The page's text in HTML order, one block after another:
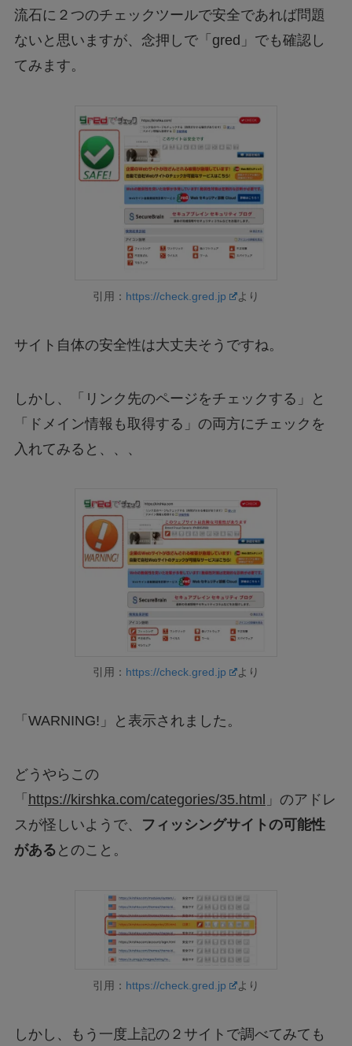
流石に２つのチェックツールで安全であれば問題
ないと思いますが、念押しで「gred」でも確認し
てみます。
引用： https://check.gred.jp より
サイト自体の安全性は大丈夫そうですね。
しかし、「リンク先のページをチェックする」と
「ドメイン情報も取得する」の両方にチェックを
入れてみると、、、
引用： https://check.gred.jp より
「WARNING!」と表示されました。
どうやらこの
「 https://kirshka.com/categories/35.html 」のアドレ
スが怪しいようで、
フィッシングサイトの可能性
がある とのこと。
引用： https://check.gred.jp より
しかし、もう一度上記の２サイトで調べてみても